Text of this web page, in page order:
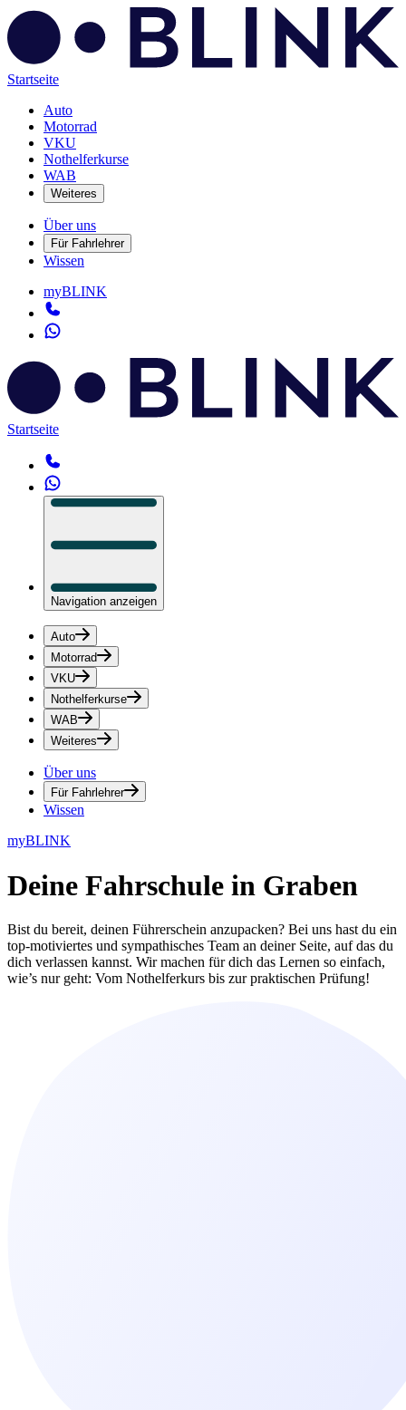
Startseite
Auto
Motorrad
VKU
Nothelferkurse
WAB
Weiteres
Über uns
Für Fahrlehrer
Wissen
myBLINK
Startseite
Navigation anzeigen
Auto
Motorrad
VKU
Nothelferkurse
WAB
Weiteres
Über uns
Für Fahrlehrer
Wissen
myBLINK
Deine Fahrschule in Graben
Bist du bereit, deinen Führerschein anzupacken? Bei uns hast du ein
top-motiviertes und sympathisches Team an deiner Seite, auf das du
dich verlassen kannst. Wir machen für dich das Lernen so einfach,
wie’s nur geht: Vom Nothelferkurs bis zur praktischen Prüfung!